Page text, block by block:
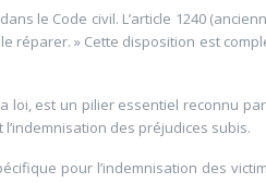
le Code civil. L’article 1240
» Cette disposition est
est un pilier essentiel reconnu
des préjudices subis.
pour l’indemnisation des